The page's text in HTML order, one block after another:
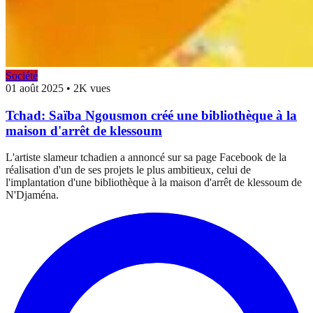
Société
01 août 2025 • 2K vues
Tchad: Saïba Ngousmon créé une bibliothèque à la
maison d'arrêt de klessoum
L'artiste slameur tchadien a annoncé sur sa page Facebook de la
réalisation d'un de ses projets le plus ambitieux, celui de
l'implantation d'une bibliothèque à la maison d'arrêt de klessoum de
N'Djaména.